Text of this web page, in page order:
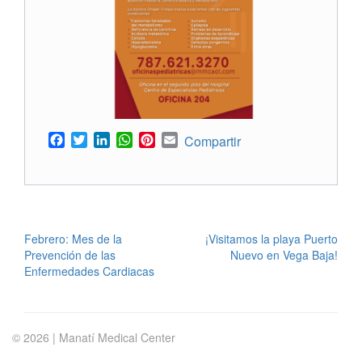
Facebook
TwitterLinkedInWhatsApp
Pinterest
Email
Compartir
POST
NAVIGATION
Febrero: Mes de la
Prevención de las
Enfermedades Cardiacas
¡Visitamos la playa Puerto
Nuevo en Vega Baja!
© 2026 | Manatí Medical Center